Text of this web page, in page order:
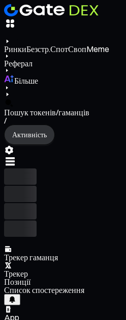
РинкиБезстр.СпотСвопMeme
Реферал
Більше
Пошук токенів/гаманців
/
Активність
Трекер гаманця
Трекер
Позиції
Список спостереження
App